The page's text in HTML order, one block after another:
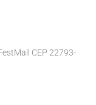
CEP 22793-